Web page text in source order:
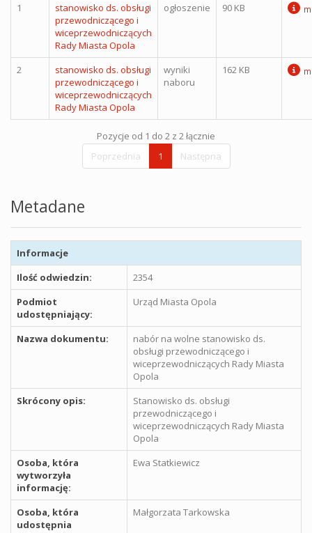
1
stanowisko ds. obsługi
przewodniczącego i
wiceprzewodniczących
Rady Miasta Opola
ogłoszenie 90 KB
2
stanowisko ds. obsługi
przewodniczącego i
wiceprzewodniczących
Rady Miasta Opola
wyniki
naboru
162 KB
Pozycje od 1 do 2 z 2 łącznie
Poprzednia
1 Następna
Metadane
Informacje
Ilość odwiedzin:
2354
Podmiot
udostępniający:
Urząd Miasta Opola
Nazwa dokumentu:
nabór na wolne stanowisko ds.
obsługi przewodniczącego i
wiceprzewodniczących Rady Miasta
Opola
Skrócony opis:
Stanowisko ds. obsługi
przewodniczącego i
wiceprzewodniczących Rady Miasta
Opola
Osoba, która
wytworzyła
informację:
Ewa Statkiewicz
Osoba, która
udostępnia
Małgorzata Tarkowska